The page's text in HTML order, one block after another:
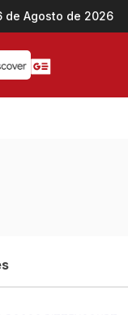
de Agosto de 2026